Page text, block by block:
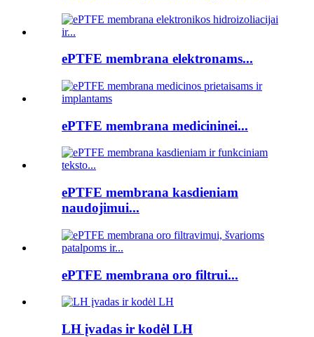
ePTFE membrana elektronams...
ePTFE membrana medicininei...
ePTFE membrana kasdieniam
naudojimui...
ePTFE membrana oro filtrui...
LH įvadas ir kodėl LH